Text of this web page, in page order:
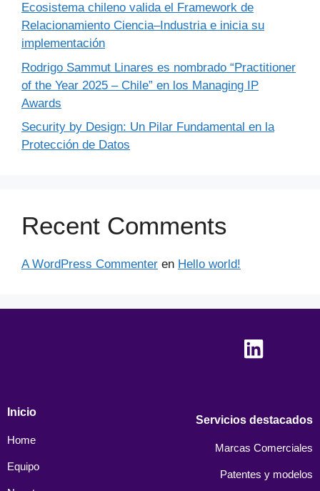
Ecosistema chileno valida el Framework de
Relacionamiento Ciencia–Industria e inicia su
implementación
Rodrigo Sammut Linares es nombrado “Practitioner
of the Year 2025 – Chile” en los Managing IP
Awards
Security by Design: Un Pilar Fundamental en la
Protección de Datos
Recent Comments
A WordPress Commenter en Hello world!
Inicio
Home
Equipo
Servicios destacados
Marcas Comerciales
Patentes y modelos